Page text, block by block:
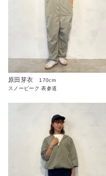
原田芽衣
170cm
スノーピーク 表参道